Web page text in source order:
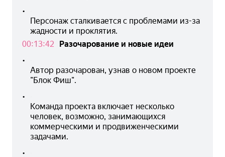
Персонаж сталкивается с проблемами из-за
жадности и проклятия.
00:13:42
Разочарование и новые идеи
Автор разочарован, узнав о новом проекте
"Блок Фиш".
Команда проекта включает несколько
человек, возможно, занимающихся
коммерческими и продвиженческими
задачами.